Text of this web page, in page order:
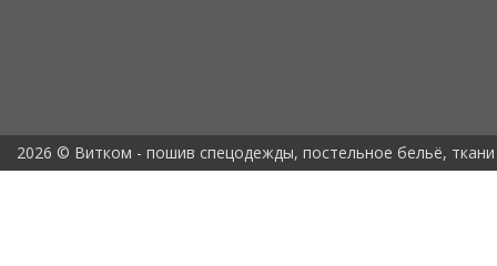
2026 © Витком - пошив спецодежды, постельное бельё, ткани